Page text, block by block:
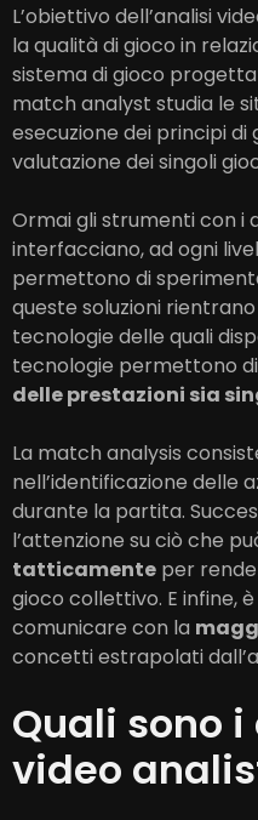
L’obiettivo dell’analisi
la qualità di gioco in
sistema di gioco
match analyst studia le
esecuzione dei principi
valutazione dei singoli
Ormai gli strumenti con i
interfacciano, ad ogni
permettono di
queste soluzioni
tecnologie delle quali
tecnologie permettono
delle prestazioni sia
La match analysis
nell’identificazione delle
durante la partita.
l’attenzione su ciò che
tatticamente per
gioco collettivo. E infine,
comunicare con la
concetti estrapolati
Quali sono
video